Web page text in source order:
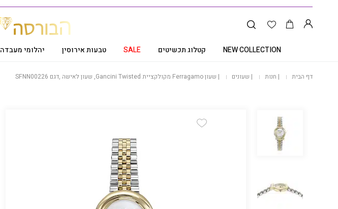
NEW COLLECTION קטלוג תכשיטים SALE טבעות אירוסין יהלומי מעבדה
דף הבית | חנות | שעונים | שעון Ferragamo מקולקציית Gancini Twisted, שעון לאישה ,דגם SFNN00226